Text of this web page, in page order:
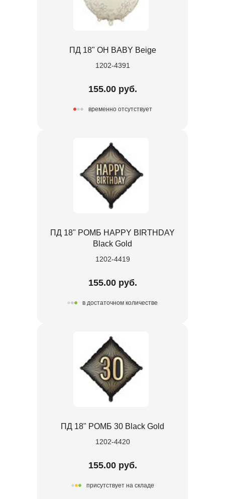
ПД 18" OH BABY Beige
1202-4391
155.00 руб.
временно отсутствует
ПД 18" РОМБ HAPPY BIRTHDAY
Black Gold
1202-4419
155.00 руб.
в достаточном количестве
ПД 18" РОМБ 30 Black Gold
1202-4420
155.00 руб.
присутствует на складе